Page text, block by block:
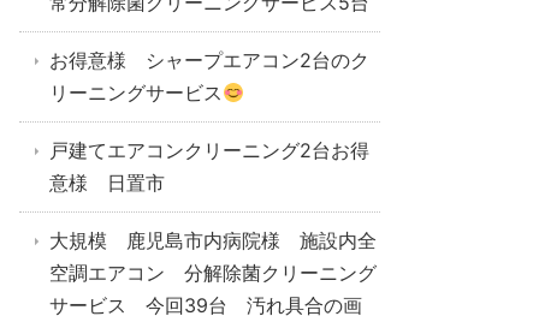
お得意様 シャープエアコン2台のク
リーニングサービス
戸建てエアコンクリーニング2台お得
意様 日置市
大規模 鹿児島市内病院様 施設内全
空調エアコン 分解除菌クリーニング
サービス 今回39台 汚れ具合の画